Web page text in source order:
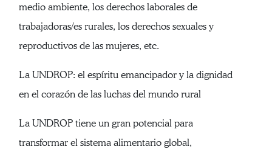
medio ambiente, los derechos laborales de
trabajadoras/es rurales, los derechos sexuales y
reproductivos de las mujeres, etc.
La UNDROP: el espíritu emancipador y la dignidad
en el corazón de las luchas del mundo rural
La UNDROP tiene un gran potencial para
transformar el sistema alimentario global,